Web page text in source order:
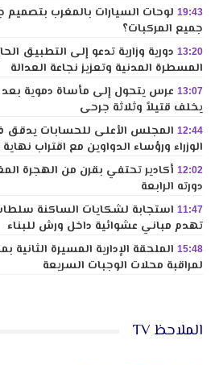
19:43 لوحات السيارات بالمغرب
جميع المركبات؟
13:20 دورية وزارية تدعو إلى التطبيق
المسطرة المدنية وتعزيز نجاعة العدالة
13:07 عرس يتحول إلى مأساة دموية بعد
يخلف قتيلاً وثلاثة جرحى
12:44 المجلس الأعلى للحسابات
الوزراء ورؤساء الدواوين مع اقتراب
12:02
دورته الرابعة
11:47 استجابة لشكايات الساكنة سلطات
تهدم مباني عشوائية داخل ورش للبناء
15:48 الملحقة الإدارية المسيرة
لمراقبة محلات الوجبات السريعة
الملاحظ TV